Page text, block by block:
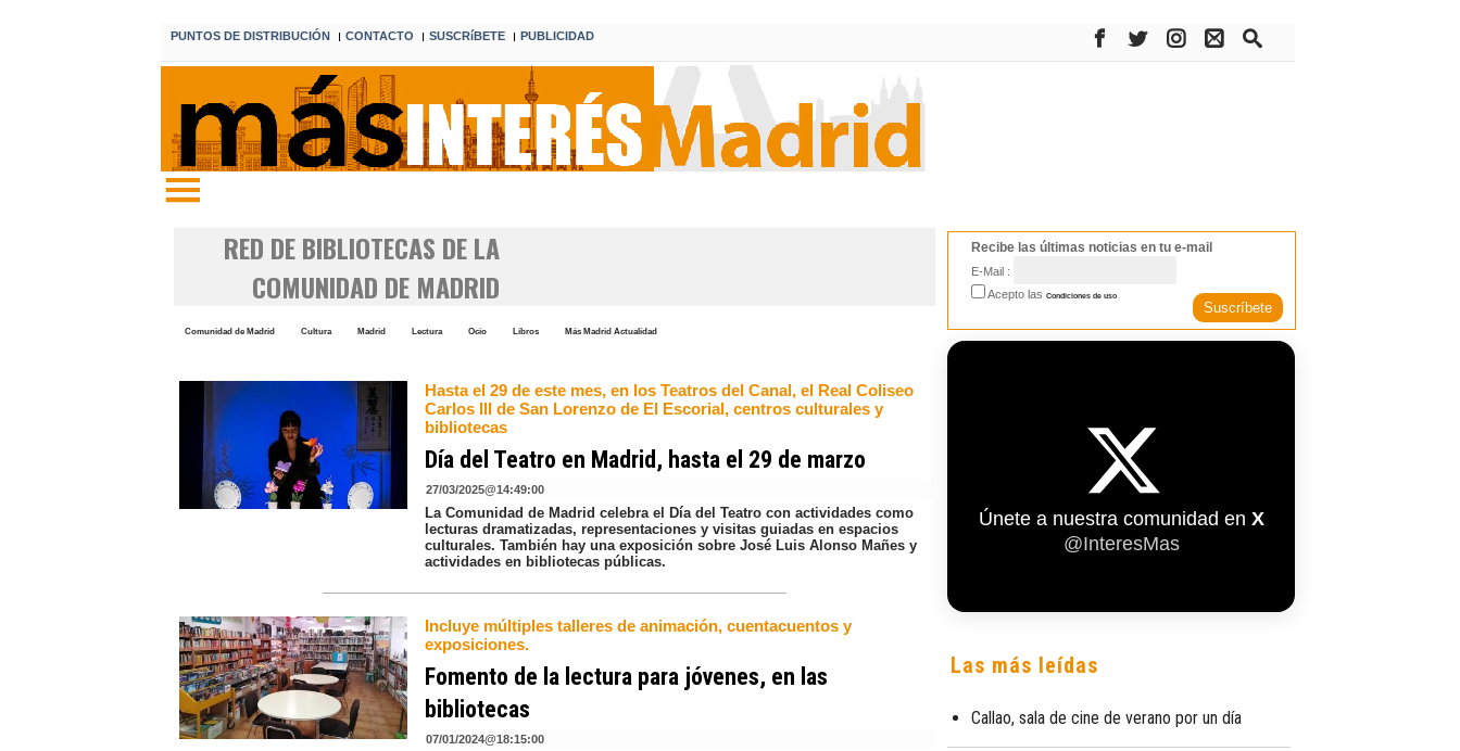
PUNTOS DE DISTRIBUCIÓN I CONTACTO I SUSCRíBETE I PUBLICIDAD
RED DE BIBLIOTECAS DE LA
COMUNIDAD DE MADRID
Comunidad de Madrid Cultura Madrid Lectura Ocio Libros Más Madrid Actualidad
Hasta el 29 de este mes, en los Teatros del Canal, el Real Coliseo
Carlos III de San Lorenzo de El Escorial, centros culturales y
bibliotecas
Día del Teatro en Madrid, hasta el 29 de marzo
27/03/2025@14:49:00
La Comunidad de Madrid celebra el Día del Teatro con actividades como
lecturas dramatizadas, representaciones y visitas guiadas en espacios
culturales. También hay una exposición sobre José Luis Alonso Mañes y
actividades en bibliotecas públicas.
Incluye múltiples talleres de animación, cuentacuentos y
exposiciones.
Fomento de la lectura para jóvenes, en las
bibliotecas
07/01/2024@18:15:00
Recibe las últimas noticias en tu e-mail
E-Mail :
Acepto las Condiciones de uso
Únete a nuestra comunidad en X
@InteresMas
Las más leídas
Callao, sala de cine de verano por un día